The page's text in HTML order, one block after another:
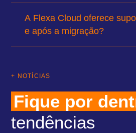
A Flexa Cloud oferece
e após a migração?
+ NOTÍCIAS
Fique por
tendências